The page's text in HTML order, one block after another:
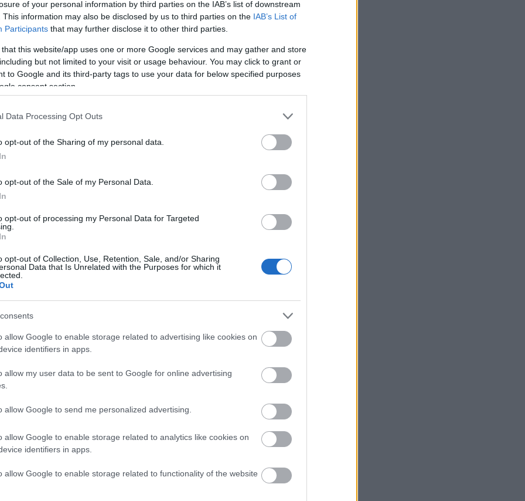
of your personal information by third parties on the IAB’s list of downstream
This information may also be disclosed by us to third parties on the IAB’s List of
Participants that may further disclose it to other third parties.
that this website/app uses one or more Google services and may gather and store
but not limited to your visit or usage behaviour. You may click to grant or
to Google and its third-party tags to use your data for below specified purposes
consent section.
Data Processing Opt Outs
opt-out of the Sharing of my personal data.
opt-out of the Sale of my Personal Data.
opt-out of processing my Personal Data for Targeted
opt-out of Collection, Use, Retention, Sale, and/or Sharing
Data that Is Unrelated with the Purposes for which it
allow Google to enable storage related to advertising like cookies on
identifiers in apps.
allow my user data to be sent to Google for online advertising
allow Google to send me personalized advertising.
allow Google to enable storage related to analytics like cookies on
identifiers in apps.
allow Google to enable storage related to functionality of the website
vonatoznak mint a
hagyd abba, Laci!
Raikkönen autója füstöl,
Magyar Festék:
Atya úr isten.
Van ilyen a világon?
2024.02.23.
Hollómester:@Luchador:
Hollómester:@nohab: y -os
pótkocsi parkolt a Kocsis
1958 és 1990 között
2011 december
2011 június (1)
2011 január (1)